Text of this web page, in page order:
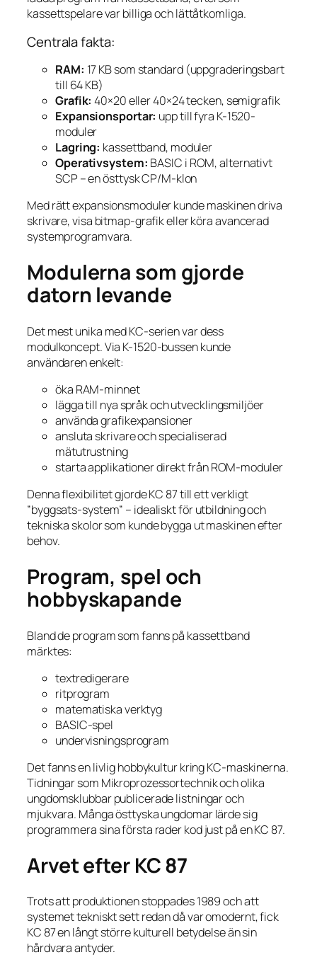
kassettspelare var billiga och lättåtkomliga.
Centrala fakta:
RAM: 17 KB som standard (uppgraderingsbart
till 64 KB)
Grafik: 40×20 eller 40×24 tecken, semigrafik
Expansionsportar: upp till fyra K-1520-
moduler
Lagring: kassettband, moduler
Operativsystem: BASIC i ROM, alternativt
SCP – en östtysk CP/M-klon
Med rätt expansionsmoduler kunde maskinen driva
skrivare, visa bitmap-grafik eller köra avancerad
systemprogramvara.
Modulerna som gjorde
datorn levande
Det mest unika med KC-serien var dess
modulkoncept. Via K-1520-bussen kunde
användaren enkelt:
öka RAM-minnet
lägga till nya språk och utvecklingsmiljöer
använda grafikexpansioner
ansluta skrivare och specialiserad
mätutrustning
starta applikationer direkt från ROM-moduler
Denna flexibilitet gjorde KC 87 till ett verkligt
”byggsats-system” – idealiskt för utbildning och
tekniska skolor som kunde bygga ut maskinen efter
behov.
Program, spel och
hobbyskapande
Bland de program som fanns på kassettband
märktes:
textredigerare
ritprogram
matematiska verktyg
BASIC-spel
undervisningsprogram
Det fanns en livlig hobbykultur kring KC-maskinerna.
Tidningar som Mikroprozessortechnik och olika
ungdomsklubbar publicerade listningar och
mjukvara. Många östtyska ungdomar lärde sig
programmera sina första rader kod just på en KC 87.
Arvet efter KC 87
Trots att produktionen stoppades 1989 och att
systemet tekniskt sett redan då var omodernt, fick
KC 87 en långt större kulturell betydelse än sin
hårdvara antyder.